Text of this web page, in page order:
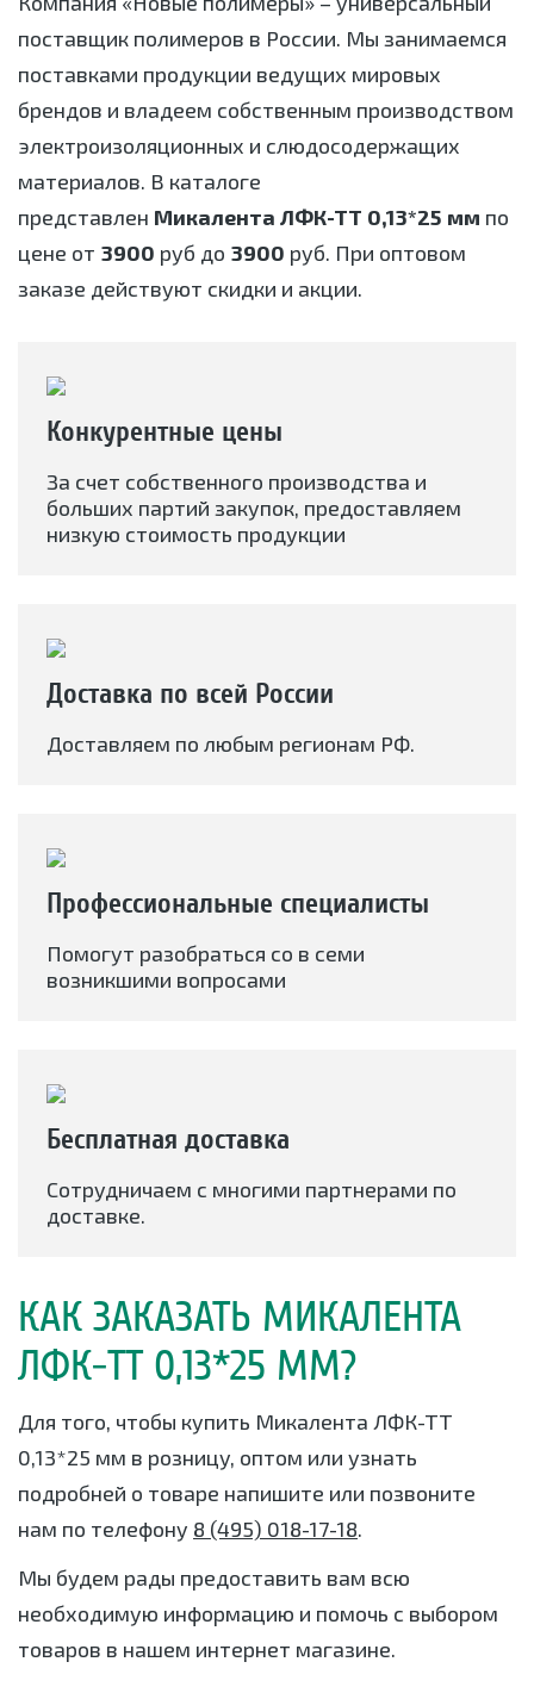
поставщик полимеров в России. Мы занимаемся
поставками продукции ведущих мировых
брендов и владеем собственным производством
электроизоляционных и слюдосодержащих
материалов. В каталоге
представлен Микалента ЛФК-ТТ 0,13*25 мм по
цене от 3900 руб до 3900 руб. При оптовом
заказе действуют скидки и акции.
Конкурентные цены
За счет собственного производства и
больших партий закупок, предоставляем
низкую стоимость продукции
Доставка по всей России
Доставляем по любым регионам РФ.
Профессиональные специалисты
Помогут разобраться со в семи
возникшими вопросами
Бесплатная доставка
Сотрудничаем с многими партнерами по
доставке.
КАК ЗАКАЗАТЬ МИКАЛЕНТА
ЛФК-ТТ 0,13*25 ММ?
Для того, чтобы купить Микалента ЛФК-ТТ
0,13*25 мм в розницу, оптом или узнать
подробней о товаре напишите или позвоните
нам по телефону 8 (495) 018-17-18.
Мы будем рады предоставить вам всю
необходимую информацию и помочь с выбором
товаров в нашем интернет магазине.